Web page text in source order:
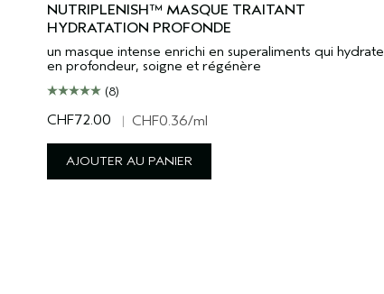
NUTRIPLENISH™ MASQUE TRAITANT
HYDRATATION PROFONDE
un masque intense enrichi en superaliments qui hydrate
en profondeur, soigne et régénère
(8)
CHF72.00 | CHF0.36/ml
AJOUTER AU PANIER